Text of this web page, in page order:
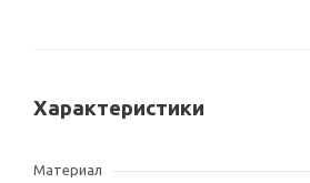
Характеристики
Материал